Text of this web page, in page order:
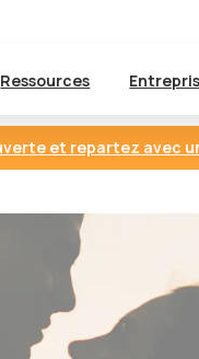
Ressources
et repartez avec